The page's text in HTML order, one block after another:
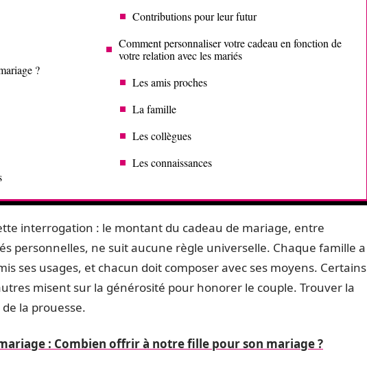
?
Contributions pour leur futur
Comment personnaliser votre cadeau en fonction de
votre relation avec les mariés
Les amis proches
La famille
Les collègues
Les connaissances
interrogation : le montant du cadeau de mariage, entre
personnelles, ne suit aucune règle universelle. Chaque famille a
ses usages, et chacun doit composer avec ses moyens. Certains
misent sur la générosité pour honorer le couple. Trouver la
la prouesse.
: Combien offrir à notre fille pour son mariage ?